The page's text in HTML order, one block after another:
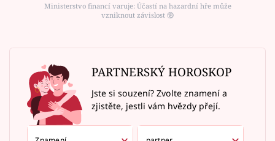
Ministerstvo financí varuje: Účastí na hazardní hře může
vzniknout závislost ⑱
PARTNERSKÝ HOROSKOP
Jste si souzení? Zvolte znamení a
zjistěte, jestli vám hvězdy přejí.